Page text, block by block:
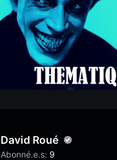
David Roué
Abonné.e.s: 9